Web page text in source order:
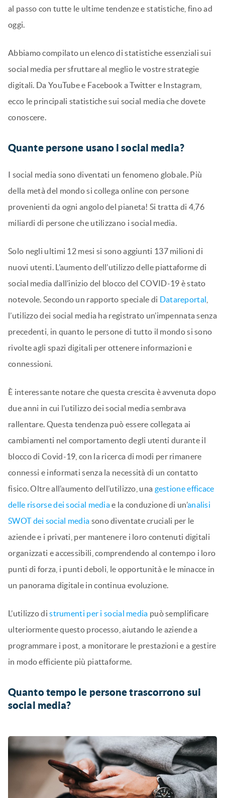
al passo con tutte le ultime tendenze e statistiche, fino ad
oggi.
Abbiamo compilato un elenco di statistiche essenziali sui
social media per sfruttare al meglio le vostre strategie
digitali. Da YouTube e Facebook a Twitter e Instagram,
ecco le principali statistiche sui social media che dovete
conoscere.
Quante persone usano i social media?
I social media sono diventati un fenomeno globale. Più
della metà del mondo si collega online con persone
provenienti da ogni angolo del pianeta! Si tratta di 4,76
miliardi di persone che utilizzano i social media.
Solo negli ultimi 12 mesi si sono aggiunti 137 milioni di
nuovi utenti. L’aumento dell’utilizzo delle piattaforme di
social media dall’inizio del blocco del COVID-19 è stato
notevole. Secondo un rapporto speciale di Datareportal
l’utilizzo dei social media ha registrato un’impennata senza
precedenti, in quanto le persone di tutto il mondo si sono
rivolte agli spazi digitali per ottenere informazioni e
connessioni.
È interessante notare che questa crescita è avvenuta dopo
due anni in cui l’utilizzo dei social media sembrava
rallentare. Questa tendenza può essere collegata ai
cambiamenti nel comportamento degli utenti durante il
blocco di Covid-19, con la ricerca di modi per rimanere
connessi e informati senza la necessità di un contatto
fisico. Oltre all’aumento dell’utilizzo, una gestione efficace
delle risorse dei social mediae la conduzione di un’analisi
SWOT dei social media sono diventate cruciali per le
aziende e i privati, per mantenere i loro contenuti digitali
organizzati e accessibili, comprendendo al contempo i loro
punti di forza, i punti deboli, le opportunità e le minacce in
un panorama digitale in continua evoluzione.
L’utilizzo distrumenti per i social media può semplificare
ulteriormente questo processo, aiutando le aziende a
programmare i post, a monitorare le prestazioni e a gestire
in modo efficiente più piattaforme.
Quanto tempo le persone trascorrono sui
social media?